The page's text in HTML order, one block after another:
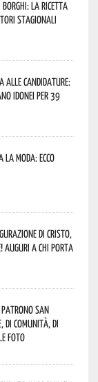
borghi: la ricetta
stagionali
alle candidature:
idonei per 39
moda: ecco
di Cristo,
Auguri a chi porta
San
di comunità, di
foto